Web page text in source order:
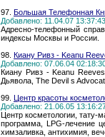
97. Большая Телефонная
Добавлено: 11.04.07
Адресно-телефонный
индексы Москвы и России.
98. Киану Ривз - Keanu
Добавлено: 07.06.04
Киану Ривз - Keanu
Дьявола, The Devil s
99. Центр красоты
Добавлено: 21.06.05
Центр косметологии, тату-
программа, LPG-лечение
химзаливка, антихимия,